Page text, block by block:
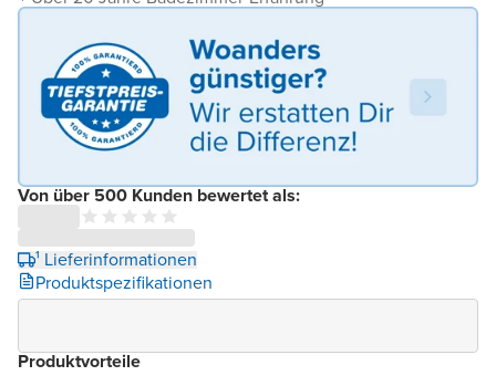
Von über 500 Kunden bewertet als:
¹ Lieferinformationen
Produktspezifikationen
Produktvorteile